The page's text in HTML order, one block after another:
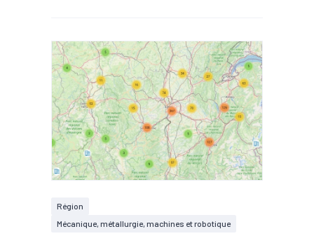
Région
Mécanique, métallurgie, machines et robotique